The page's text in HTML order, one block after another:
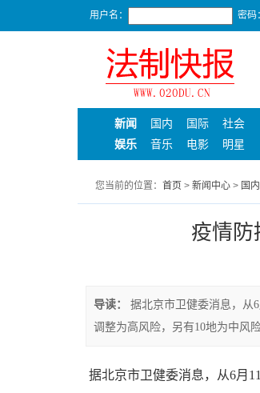
用户名： 密码：
新闻 国内 国际
社会
娱乐
音乐 电影 明星
您当前的位置： 首页 > 新闻中心 > 国
疫情防
导读：
据北京市卫健委消息，从
调整为高风险，另有10地为中
据北京市卫健委消息，从6月